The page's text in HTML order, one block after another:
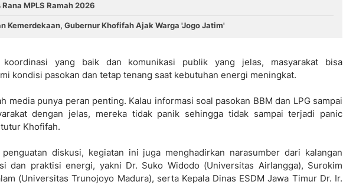
Rana MPLS Ramah 2026
Kemerdekaan, Gubernur Khofifah Ajak Warga 'Jogo Jatim'
koordinasi yang baik dan komunikasi publik yang jelas, masyarakat bisa
kondisi pasokan dan tetap tenang saat kebutuhan energi meningkat.
media punya peran penting. Kalau informasi soal pasokan BBM dan LPG sampai
dengan jelas, mereka tidak panik sehingga tidak sampai terjadi panic
Khofifah.
penguatan diskusi, kegiatan ini juga menghadirkan narasumber dari kalangan
dan praktisi energi, yakni Dr. Suko Widodo (Universitas Airlangga), Surokim
(Universitas Trunojoyo Madura), serta Kepala Dinas ESDM Jawa Timur Dr. Ir.